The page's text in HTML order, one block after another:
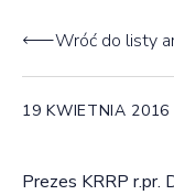
Wróć do listy
19 KWIETNIA 2016
Prezes KRRP r.pr.